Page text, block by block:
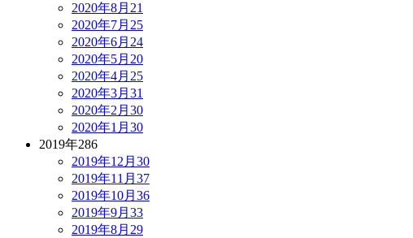
2020年8月 21
2020年7月 25
2020年6月 24
2020年5月 20
2020年4月 25
2020年3月 31
2020年2月 30
2020年1月 30
2019年286
2019年12月 30
2019年11月 37
2019年10月 36
2019年9月 33
2019年8月 29